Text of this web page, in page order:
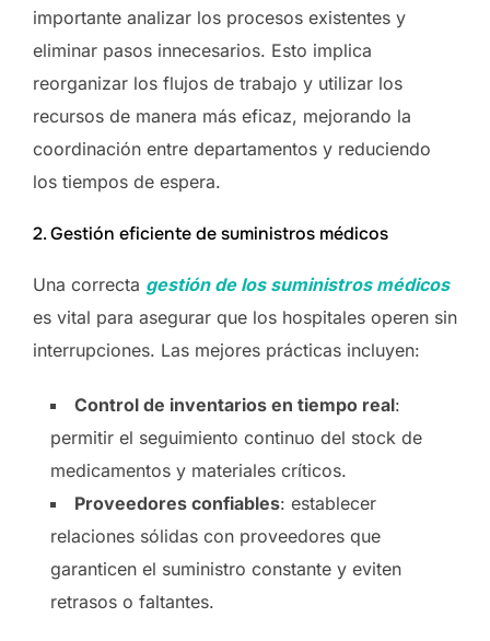
importante analizar los procesos existentes y
eliminar pasos innecesarios. Esto implica
reorganizar los flujos de trabajo y utilizar los
recursos de manera más eficaz, mejorando la
coordinación entre departamentos y reduciendo
los tiempos de espera.
2. Gestión eficiente de suministros médicos
Una correcta gestión de los suministros médicos
es vital para asegurar que los hospitales operen sin
interrupciones. Las mejores prácticas incluyen:
Control de inventarios en tiempo real:
permitir el seguimiento continuo del stock de
medicamentos y materiales críticos.
Proveedores confiables: establecer
relaciones sólidas con proveedores que
garanticen el suministro constante y eviten
retrasos o faltantes.